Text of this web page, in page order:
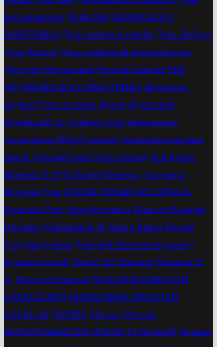
Космонавтики ДЕНЬ МЕДИЦИНСКОГО
РАБОТНИКА День памяти и скорби День Победы
День России День славянской письменности
Дмитрий Покровский Евгений Авилов ЕНЬ
МЕДИЦИНСКОГО РАБОТНИКА Женщины-
медики Тулы на войне Жуков Жуковский
Жуковский: из далёкого села Знаменитые
десантники 106-й Тульской Знаменитые моряки
земли тульской Золотухин Леонид И.А.Бунин
Иванова Н. Ф Из Книги Извечна духа маята
История Тулы ИТЕРАТУРНЫЙ ФЕСТИВАЛь
Каширин Олег Кинофестиваль Киселев Валерий
Юрьевич Клепиков В. И. Книга Книги Козлов
Егор Кондрашов Дмитрий Ивановича краевед
Куликов Сергей Лицей №2 Макаров Макаров Н.
А. Макаров Николай МАКАРОВ НИКОЛАЙ
АЛЕКСЕЕВИЧ МАКАРОВЕЦ НИКОЛАЙ
АЛЕКСАНДРОВИЧ Маслов Митинг
МОРЕПЛАВАТЕЛИ ЗЕМЛИ ТУЛЬСКОЙ Моряки